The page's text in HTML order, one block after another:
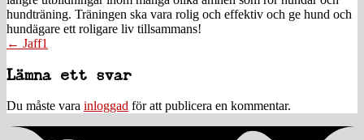
hundträning. Träningen ska vara rolig och effektiv och ge hund och
hundägare ett roligare liv tillsammans!
Posts
navigation
← Jaff1
Läsarkommentarer
Lämna ett svar
Du måste vara inloggad för att publicera en kommentar.